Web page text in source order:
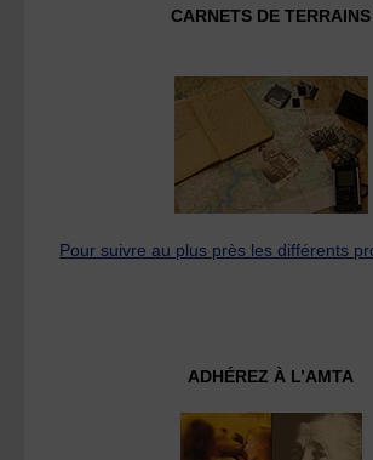
CARNETS DE TERRAINS
Pour suivre au plus près les différents
ADHÉREZ À L’AMTA